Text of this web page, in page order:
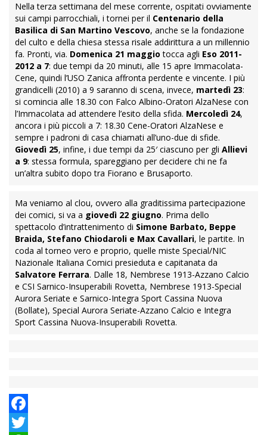
Nella terza settimana del mese corrente, ospitati ovviamente
sui campi parrocchiali, i tornei per il Centenario della
Basilica di San Martino Vescovo, anche se la fondazione
del culto e della chiesa stessa risale addirittura a un millennio
fa. Pronti, via. Domenica 21 maggio tocca agli Eso 2011-
2012 a 7: due tempi da 20 minuti, alle 15 apre Immacolata-
Cene, quindi l’USO Zanica affronta perdente e vincente. I più
grandicelli (2010) a 9 saranno di scena, invece, martedì 23:
si comincia alle 18.30 con Falco Albino-Oratori AlzaNese con
l’Immacolata ad attendere l’esito della sfida. Mercoledì 24,
ancora i più piccoli a 7: 18.30 Cene-Oratori AlzaNese e
sempre i padroni di casa chiamati all’uno-due di sfide.
Giovedì 25, infine, i due tempi da 25′ ciascuno per gli Allievi
a 9: stessa formula, spareggiano per decidere chi ne fa
un’altra subito dopo tra Fiorano e Brusaporto.
Ma veniamo al clou, ovvero alla graditissima partecipazione
dei comici, si va a giovedì 22 giugno. Prima dello
spettacolo d’intrattenimento di Simone Barbato, Beppe
Braida, Stefano Chiodaroli e Max Cavallari, le partite. In
coda al torneo vero e proprio, quelle miste Special/NIC
Nazionale Italiana Comici presieduta e capitanata da
Salvatore Ferrara. Dalle 18, Nembrese 1913-Azzano Calcio
e CSI Sarnico-Insuperabili Rovetta, Nembrese 1913-Special
Aurora Seriate e Sarnico-Integra Sport Cassina Nuova
(Bollate), Special Aurora Seriate-Azzano Calcio e Integra
Sport Cassina Nuova-Insuperabili Rovetta.
Facebook